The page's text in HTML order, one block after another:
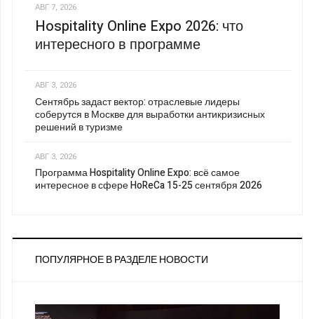
АВГ 7, 2026
Hospitality Online Expo 2026: что
интересного в программе
АВГ 3, 2026
Сентябрь задаст вектор: отраслевые лидеры
соберутся в Москве для выработки антикризисных
решений в туризме
АВГ 3, 2026
Программа Hospitality Online Expo: всё самое
интересное в сфере HoReCa 15-25 сентября 2026
ПОПУЛЯРНОЕ В РАЗДЕЛЕ НОВОСТИ